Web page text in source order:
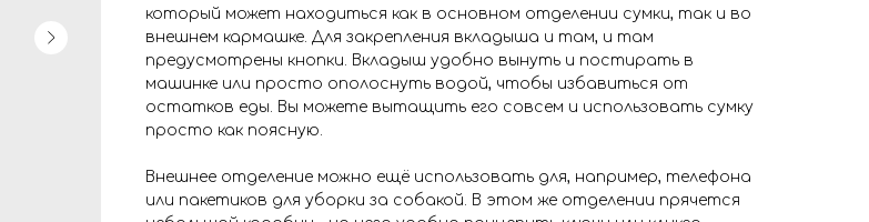
который может находиться как в основном отделении сумки, так и во
внешнем кармашке. Для закрепления вкладыша и там, и там
предусмотрены кнопки. Вкладыш удобно вынуть и постирать в
машинке или просто ополоснуть водой, чтобы избавиться от
остатков еды. Вы можете вытащить его совсем и использовать сумку
просто как поясную.
Внешнее отделение можно ещё использовать для, например, телефона
или пакетиков для уборки за собакой. В этом же отделении прячется